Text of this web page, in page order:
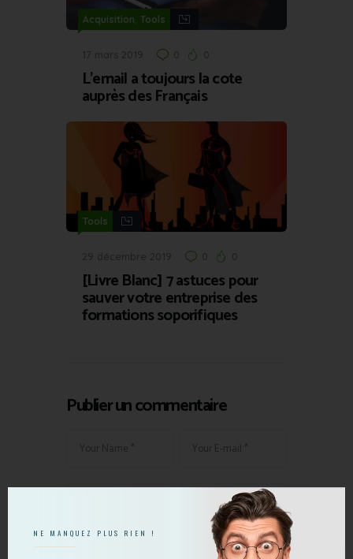
Acquisition, Tools
17 mars 2019 0 0
L’email a toujours la cote
auprès des Français
Tools
29 décembre 2019 0 0
[Livre Blanc] 7 astuces pour
sauver votre entreprise des
formations soporifiques
Publier un commentaire
NE MANQUEZ PLUS RIEN !